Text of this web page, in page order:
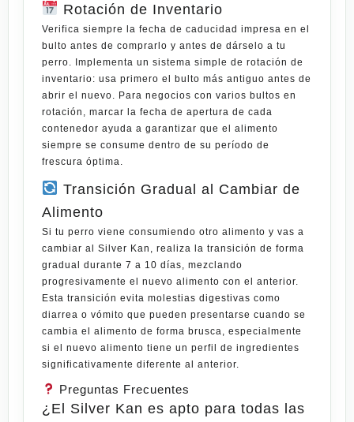
Rotación de Inventario
Verifica siempre la fecha de caducidad impresa en el
bulto antes de comprarlo y antes de dárselo a tu
perro. Implementa un sistema simple de rotación de
inventario: usa primero el bulto más antiguo antes de
abrir el nuevo. Para negocios con varios bultos en
rotación, marcar la fecha de apertura de cada
contenedor ayuda a garantizar que el alimento
siempre se consume dentro de su período de
frescura óptima.
Transición Gradual al Cambiar de
Alimento
Si tu perro viene consumiendo otro alimento y vas a
cambiar al Silver Kan, realiza la transición de forma
gradual durante 7 a 10 días, mezclando
progresivamente el nuevo alimento con el anterior.
Esta transición evita molestias digestivas como
diarrea o vómito que pueden presentarse cuando se
cambia el alimento de forma brusca, especialmente
si el nuevo alimento tiene un perfil de ingredientes
significativamente diferente al anterior.
Preguntas Frecuentes
¿El Silver Kan es apto para todas las